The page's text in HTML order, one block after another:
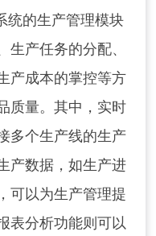
统的生产管理模块
生产任务的分配、
产成本的掌控等方
质量。其中，实时
多个生产线的生产
产数据，如生产进
可以为生产管理提
表分析功能则可以